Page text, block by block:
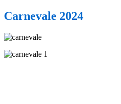
Carnevale 2024